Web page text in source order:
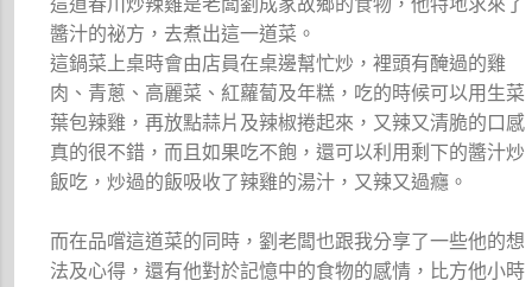
醬汁的祕方，去煮出這一道菜。
這鍋菜上桌時會由店員在桌邊幫忙炒，裡頭有醃過的雞
肉、青蔥、高麗菜、紅蘿蔔及年糕，吃的時候可以用生菜
葉包辣雞，再放點蒜片及辣椒捲起來，又辣又清脆的口感
真的很不錯，而且如果吃不飽，還可以利用剩下的醬汁炒
飯吃，炒過的飯吸收了辣雞的湯汁，又辣又過癮。
而在品嚐這道菜的同時，劉老闆也跟我分享了一些他的想
法及心得，還有他對於記憶中的食物的感情，比方他小時